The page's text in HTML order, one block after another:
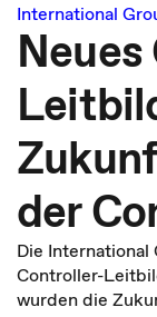
International
der
Die International
Controller-
wurden die